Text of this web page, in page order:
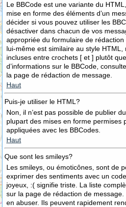
Le BBCode est une variante du
mise en forme des éléments d’un
décider si vous pouvez utiliser les
désactiver dans chacun de vos
appropriée du formulaire de
lui-même est similaire au style HTML,
incluses entre crochets [ et ] plutôt
d’informations sur le BBCode,
la page de rédaction de message.
Haut
Puis-je utiliser le HTML?
Non, il n’est pas possible de publier
plupart des mises en forme permises
appliquées avec les BBCodes.
Haut
Que sont les smileys?
Les smileys, ou émoticônes, sont de
exprimer des sentiments avec un
joyeux, :( signifie triste. La liste
sur la page de rédaction de
en abuser. Ils peuvent rapidement